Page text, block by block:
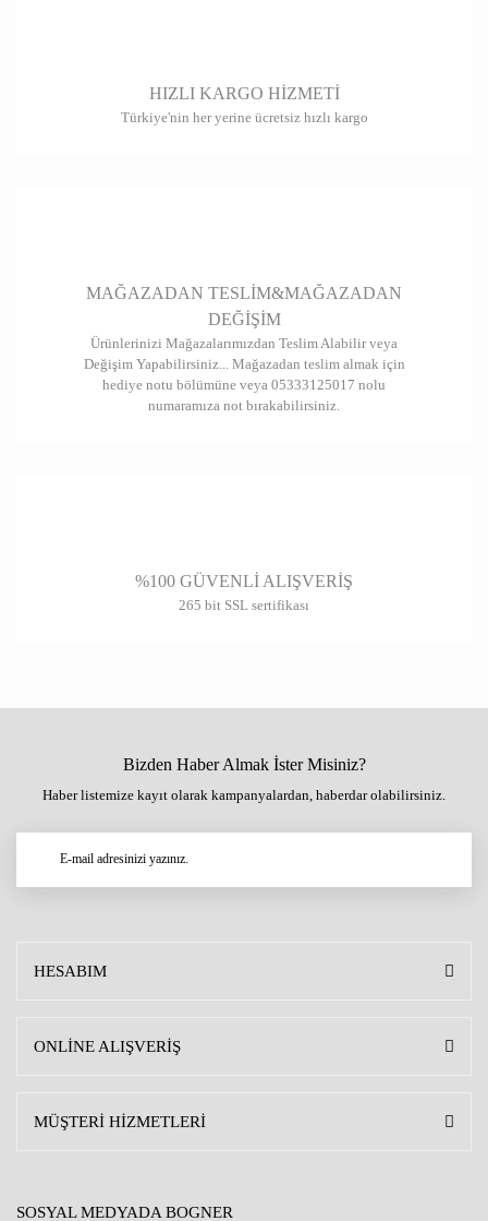
Ürün fiyatı diğer sitelerden daha pahalı.
Gönder
HIZLI KARGO HİZMETİ
Türkiye'nin her yerine ücretsiz hızlı kargo
MAĞAZADAN TESLİM&MAĞAZADAN
DEĞİŞİM
Ürünlerinizi Mağazalarımızdan Teslim Alabilir veya
Değişim Yapabilirsiniz... Mağazadan teslim almak için
hediye notu bölümüne veya 05333125017 nolu
numaramıza not bırakabilirsiniz.
%100 GÜVENLİ ALIŞVERİŞ
265 bit SSL sertifikası
Bizden Haber Almak İster Misiniz?
Haber listemize kayıt olarak kampanyalardan, haberdar olabilirsiniz.
HESABIM
ONLİNE ALIŞVERİŞ
MÜŞTERİ HİZMETLERİ
SOSYAL MEDYADA BOGNER